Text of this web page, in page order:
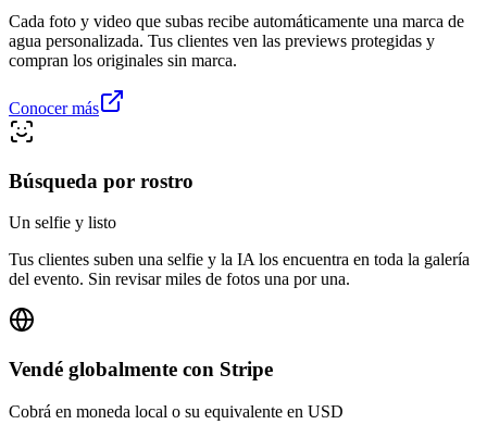
Cada foto y video que subas recibe automáticamente una marca de
agua personalizada. Tus clientes ven las previews protegidas y
compran los originales sin marca.
Conocer más
Búsqueda por rostro
Un selfie y listo
Tus clientes suben una selfie y la IA los encuentra en toda la galería
del evento. Sin revisar miles de fotos una por una.
Vendé globalmente con Stripe
Cobrá en moneda local o su equivalente en USD